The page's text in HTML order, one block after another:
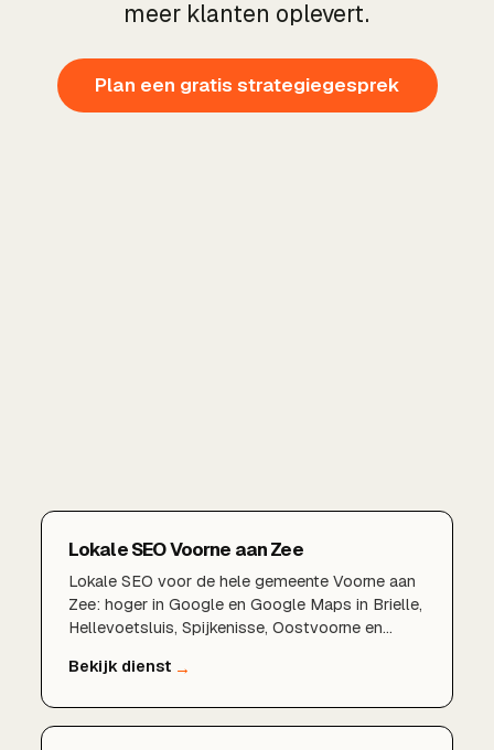
meer klanten oplevert.
Plan een gratis strategiegesprek
Lokale SEO Voorne aan Zee
Lokale SEO voor de hele gemeente Voorne aan
Zee: hoger in Google en Google Maps in Brielle,
Hellevoetsluis, Spijkenisse, Oostvoorne en
vindbaarheid.